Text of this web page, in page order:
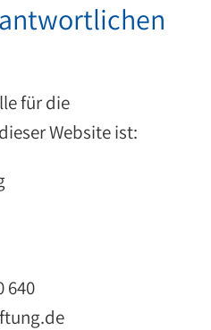
für die
Website ist:
640